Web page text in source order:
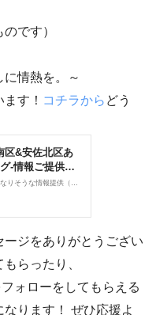
です）
情熱を。～
す！ コチラから どう
ジをありがとうござい
らったり、
ォローをしてもらえる
ります！ ぜひ応援よ